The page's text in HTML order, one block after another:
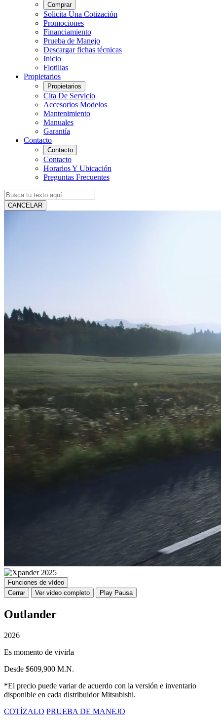
Comprar
Solicita Una Cotización
Promociones
Financiamiento
Prueba de Manejo
Descargar fichas técnicas
Inicio
Flotillas
Propietarios
Propietarios
Cita De Servicio
Accesorios Modelos
Mantenimiento
Manuales
Garantía
Contacto
Contacto
Contacto
Horarios Y Ubicación
Preguntas Frecuentes
CANCELAR
Funciones de vídeo
Cerrar
Ver video completo Play Pausa
Outlander
2026
Es momento de vivirla
Desde $609,900 M.N.
*El precio puede variar de acuerdo con la versión e inventario
disponible en cada distribuidor Mitsubishi.
COTÍZALO PRUEBA DE MANEJO